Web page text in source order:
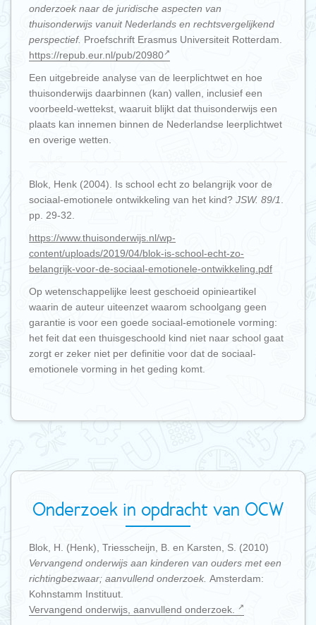
onderzoek naar de juridische aspecten van
thuisonderwijs vanuit Nederlands en rechtsvergelijkend
perspectief. Proefschrift Erasmus Universiteit Rotterdam.
https://repub.eur.nl/pub/20980
Een uitgebreide analyse van de leerplichtwet en hoe
thuisonderwijs daarbinnen (kan) vallen, inclusief een
voorbeeld-wettekst, waaruit blijkt dat thuisonderwijs een
plaats kan innemen binnen de Nederlandse leerplichtwet
en overige wetten.
Blok, Henk (2004). Is school echt zo belangrijk voor de
sociaal-emotionele ontwikkeling van het kind?JSW. 89/1
pp. 29-32.
https://www.thuisonderwijs.nl/wp-
content/uploads/2019/04/blok-is-school-echt-zo-
belangrijk-voor-de-sociaal-emotionele-ontwikkeling.pdf
Op wetenschappelijke leest geschoeid opinieartikel
waarin de auteur uiteenzet waarom schoolgang geen
garantie is voor een goede sociaal-emotionele vorming:
het feit dat een thuisgeschoold kind niet naar school gaat
zorgt er zeker niet per definitie voor dat de sociaal-
emotionele vorming in het geding komt.
Onderzoek in opdracht van OCW
Blok, H. (Henk), Triesscheijn, B. en Karsten, S. (2010)
Vervangend onderwijs aan kinderen van ouders met een
richtingbezwaar; aanvullend onderzoek.Amsterdam:
Kohnstamm Instituut.
Vervangend onderwijs, aanvullend onderzoek.